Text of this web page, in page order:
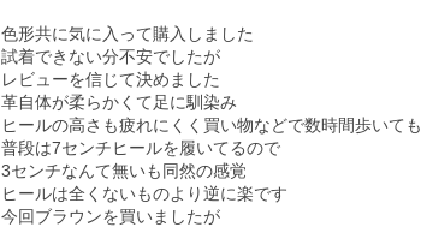
色形共に気に入って購入しました
試着できない分不安でしたが
レビューを信じて決めました
革自体が柔らかくて足に馴染み
ヒールの高さも疲れにくく買い物などで数時間歩いて
普段は7センチヒールを履いてるので
3センチなんて無いも同然の感覚
ヒールは全くないものより逆に楽です
今回ブラウンを買いましたが